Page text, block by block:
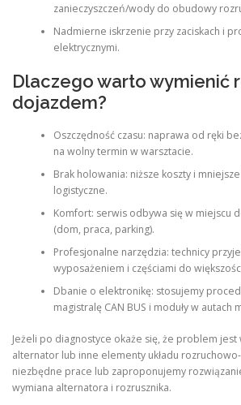
zanieczyszczeń/wody do obudowy
Nadmierne iskrzenie przy zaciskach i
elektrycznymi.
Dlaczego warto wymienić
dojazdem?
Oszczędność czasu: naprawa od ręki
na wolny termin w warsztacie.
Brak holowania: niższe koszty i
logistyczne.
Komfort: serwis odbywa się w miejscu
(dom, praca, parking).
Profesjonalne narzędzia: technicy
wyposażeniem i częściami do
Dbanie o elektronikę: stosujemy
magistralę CAN BUS i moduły w autach
Jeżeli po diagnostyce okaże się, że problem jest
alternator lub inne elementy układu
niezbędne prace lub zaproponujemy
wymiana alternatora i rozrusznika.